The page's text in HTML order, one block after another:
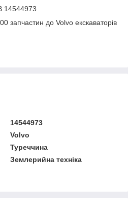
14544973
запчастин до Volvo екскаваторів
14544973
Volvo
Туреччина
Землерийна техніка